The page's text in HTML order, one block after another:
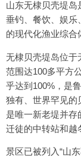
山东无棣贝壳堤岛
垂钓、餐饮、娱乐
的现代化渔业综合
无棣贝壳堤岛位于
范围达100多平方
乎达到 100% ，是
独有、世界罕见的
是唯一新老堤并存
迁徒的中转站和越
景区已被列入“山